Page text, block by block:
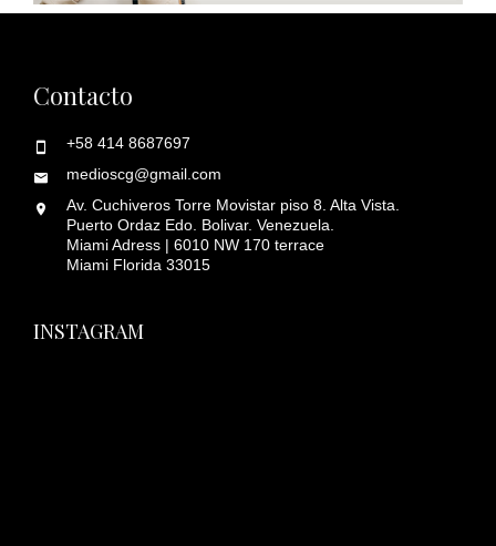
Contacto
+58 414 8687697
medioscg@gmail.com
Av. Cuchiveros Torre Movistar piso 8. Alta Vista.
Puerto Ordaz Edo. Bolivar. Venezuela.
Miami Adress | 6010 NW 170 terrace
Miami Florida 33015
INSTAGRAM